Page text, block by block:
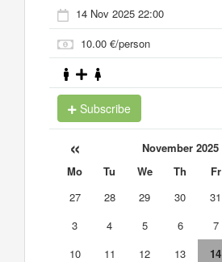
14 Nov 2025 22:00
10.00 €/person
Subscribe
« November 2025
Mo Tu We Th Fr
27
28 29 30 31
3
4 5 6 7
10
11 12 13 14